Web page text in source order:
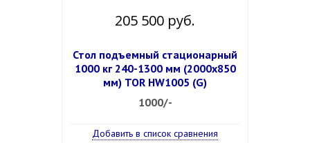
205 500 руб.
Стол подъемный стационарный
1000 кг 240-1300 мм (2000х850
мм) TOR HW1005 (G)
1000/-
Добавить в список сравнения